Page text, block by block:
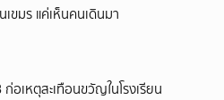
ขมร แค่เห็นคนเดินมา
เหตุสะเทือนขวัญในโรงเรียน